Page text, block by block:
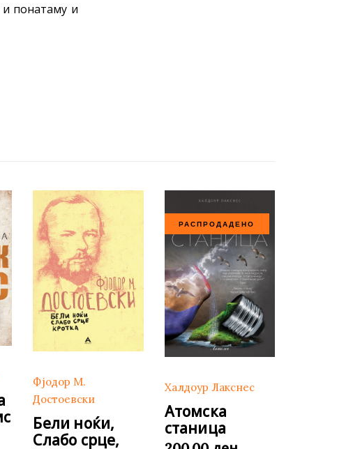
и понатаму и
Фјодор М.
Достоевски
Бели ноќи,
Слабо срце,
РАСПРОДАДЕНО
Халдоур Лакснес
Атомска
станица